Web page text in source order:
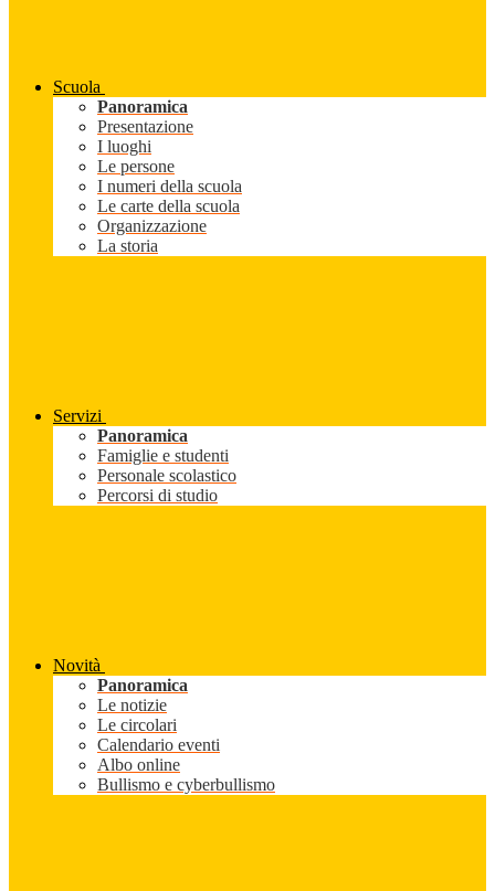
Scuola
Panoramica
Presentazione
I luoghi
Le persone
I numeri della scuola
Le carte della scuola
Organizzazione
La storia
Servizi
Panoramica
Famiglie e studenti
Personale scolastico
Percorsi di studio
Novità
Panoramica
Le notizie
Le circolari
Calendario eventi
Albo online
Bullismo e cyberbullismo